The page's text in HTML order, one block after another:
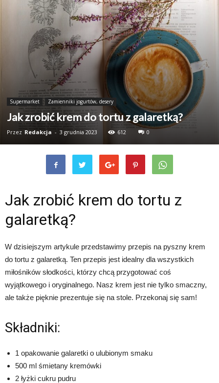
Supermarket Zamienniki jogurtów, desery
Jak zrobić krem do tortu z galaretką?
Przez Redakcja - 3 grudnia 2023 612 0
Jak zrobić krem do tortu z
galaretką?
W dzisiejszym artykule przedstawimy przepis na pyszny krem
do tortu z galaretką. Ten przepis jest idealny dla wszystkich
miłośników słodkości, którzy chcą przygotować coś
wyjątkowego i oryginalnego. Nasz krem jest nie tylko smaczny,
ale także pięknie prezentuje się na stole. Przekonaj się sam!
Składniki:
1 opakowanie galaretki o ulubionym smaku
500 ml śmietany kremówki
2 łyżki cukru pudru